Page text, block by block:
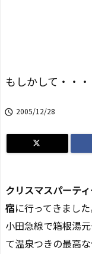
もしかして・・・
 2005/12/28
クリスマスパーテ
宿に行ってきまし
小田急線で箱根湯
て温泉つきの最高な